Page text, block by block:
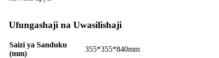
Ufungashaji na Uwasilishaji
Saizi ya Sanduku
(mm)
355*355*840mm